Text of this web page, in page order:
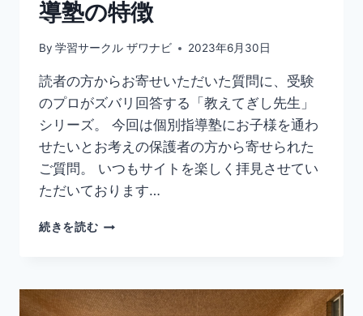
導塾の特徴
By 学習サークル ザワナビ 2023年6月30日
読者の方からお寄せいただいた質問に、受験
のプロがズバリ回答する「教えてぎし先生」
シリーズ。 今回は個別指導塾にお子様を通わ
せたいとお考えの保護者の方から寄せられた
ご質問。 いつもサイトを楽しく拝見させてい
ただいております…
続きを読む【保
川・
金